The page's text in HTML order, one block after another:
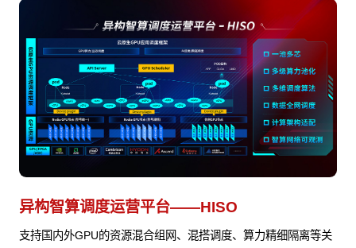
异构智算调度运营平台——HISO
支持国内外GPU的资源混合组网、混搭调度、算力精细隔离等关